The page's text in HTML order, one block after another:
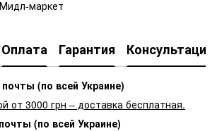
Мидл-маркет
Оплата Гарантия Консультация
(по всей Украине)
от 3000 грн – доставка бесплатная.
(по всей Украине)